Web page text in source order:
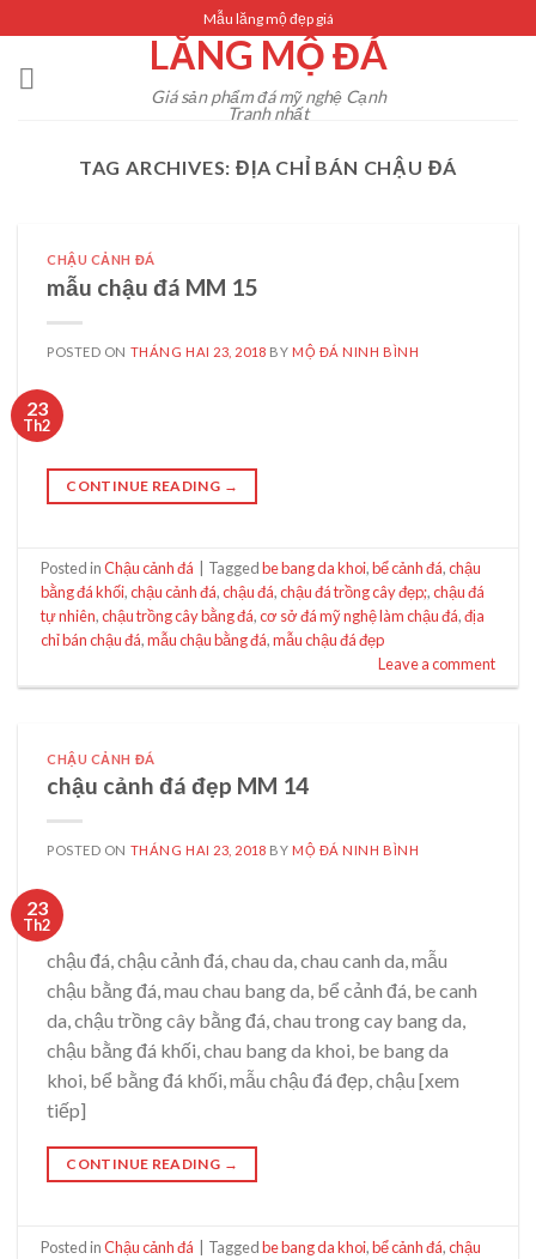
content
Mẫu lăng mộ đẹp giá
LĂNG MỘ ĐÁ
Giá sản phẩm đá mỹ nghệ Cạnh
Tranh nhất
TAG ARCHIVES: ĐỊA CHỈ BÁN CHẬU ĐÁ
CHẬU CẢNH ĐÁ
mẫu chậu đá MM 15
POSTED ON THÁNG HAI 23, 2018 BY MỘ ĐÁ NINH BÌNH
23
Th2
CONTINUE READING →
Posted inChậu cảnh đá Taggedbe bang da khoi,bể cảnh đá,chậu
bằng đá khối,chậu cảnh đá,chậu đá,chậu đá trồng cây đẹp;,chậu đá
tự nhiên,chậu trồng cây bằng đá,cơ sở đá mỹ nghệ làm chậu đá,địa
chỉ bán chậu đá,mẫu chậu bằng đá,mẫu chậu đá đẹp
Leave a comment
CHẬU CẢNH ĐÁ
chậu cảnh đá đẹp MM 14
POSTED ON THÁNG HAI 23, 2018 BY MỘ ĐÁ NINH BÌNH
23
Th2
chậu đá, chậu cảnh đá, chau da, chau canh da, mẫu
chậu bằng đá, mau chau bang da, bể cảnh đá, be canh
da, chậu trồng cây bằng đá, chau trong cay bang da,
chậu bằng đá khối, chau bang da khoi, be bang da
khoi, bể bằng đá khối, mẫu chậu đá đẹp, chậu [xem
tiếp]
CONTINUE READING →
Posted inChậu cảnh đá Taggedbe bang da khoi,bể cảnh đá,chậu